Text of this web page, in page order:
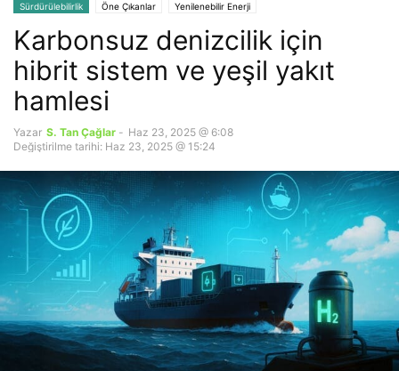
Sürdürülebilirlik Öne Çıkanlar Yenilenebilir Enerji
Karbonsuz denizcilik için
hibrit sistem ve yeşil yakıt
hamlesi
Yazar S. Tan Çağlar - Haz 23, 2025 @ 6:08
Değiştirilme tarihi: Haz 23, 2025 @ 15:24